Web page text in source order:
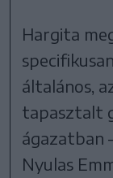
Hargita
általános,
tapasztalt
ágazatban
Nyulas